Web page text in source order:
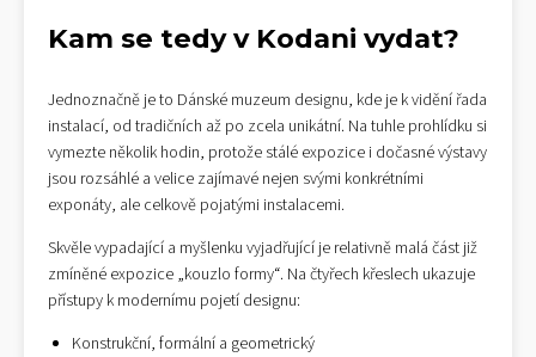
Kam se tedy v Kodani vydat?
Jednoznačně je to Dánské muzeum designu, kde je k vidění řada
instalací, od tradičních až po zcela unikátní. Na tuhle prohlídku si
vymezte několik hodin, protože stálé expozice i dočasné výstavy
jsou rozsáhlé a velice zajímavé nejen svými konkrétními
exponáty, ale celkově pojatými instalacemi.
Skvěle vypadající a myšlenku vyjadřující je relativně malá část již
zmíněné expozice „kouzlo formy“. Na čtyřech křeslech ukazuje
přístupy k modernímu pojetí designu:
Konstrukční, formální a geometrický